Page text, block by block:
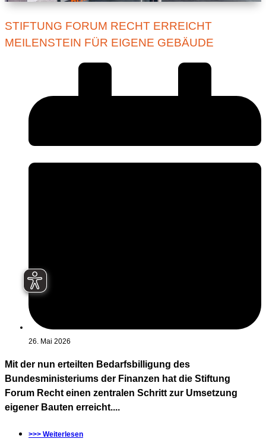
STIFTUNG FORUM RECHT ERREICHT
MEILENSTEIN FÜR EIGENE GEBÄUDE
26. Mai 2026
Mit der nun erteilten Bedarfsbilligung des
Bundesministeriums der Finanzen hat die Stiftung
Forum Recht einen zentralen Schritt zur Umsetzung
eigener Bauten erreicht....
>>> Weiterlesen